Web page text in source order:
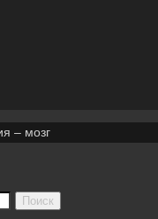
– мозг
Поиск